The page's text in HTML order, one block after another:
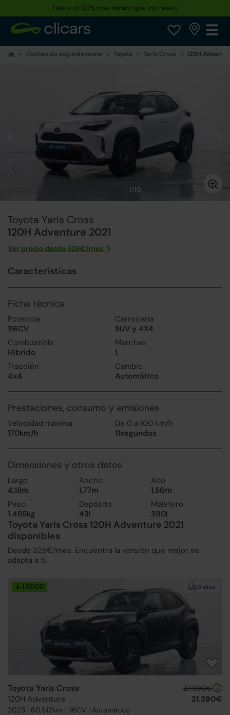
Coches de segunda mano Toyota Yaris Cross 120H
1/10
Toyota Yaris Cross
120H Adventure 2021
Ver precio desde 328€/mes
Características
Ficha técnica
Potencia
116CV
Carrocería
SUV y 4X4
Combustible
Híbrido
Marchas
1
Tracción
4x4
Cambio
Automático
Prestaciones, consumo y emisiones
Velocidad máxima
170km/h
De 0 a 100 km/h
11segundos
Dimensiones y otros datos
Largo
4,18m
Ancho
1,77m
Alto
1,56m
Peso
1.485kg
Depósito
43l
Maletero
390l
Toyota Yaris Cross 120H Adventure 2021
disponibles
Desde 328€/mes. Encuentra la versión que mejor se
adapta a ti.
3 días
↓ 1.500€
Toyota Yaris Cross
120H Adventure
2023 | 60.512km | 116CV | Automático
27.990€
21.390€